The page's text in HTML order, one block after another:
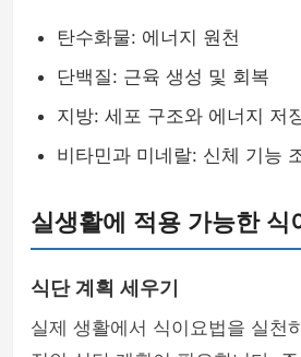
탄수화물: 에너지 원천
단백질: 근육 생성 및 회복
지방: 세포 구조와 에너지 저
비타민과 미네랄: 신체 기능
실생활에 적용 가능한 식
식단 계획 세우기
실제 생활에서 식이요법을 실천